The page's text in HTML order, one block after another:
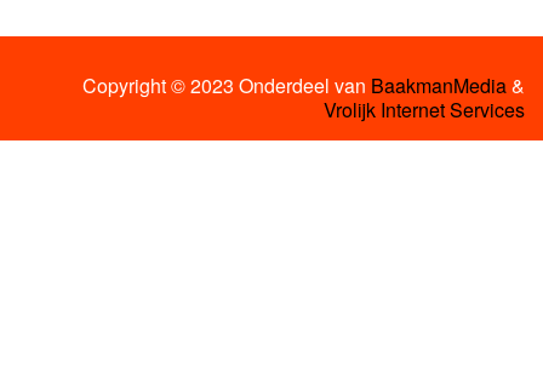
Copyright © 2023 Onderdeel van BaakmanMedia&
Vrolijk Internet Services